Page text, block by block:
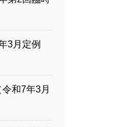
3月定例
和7年3月